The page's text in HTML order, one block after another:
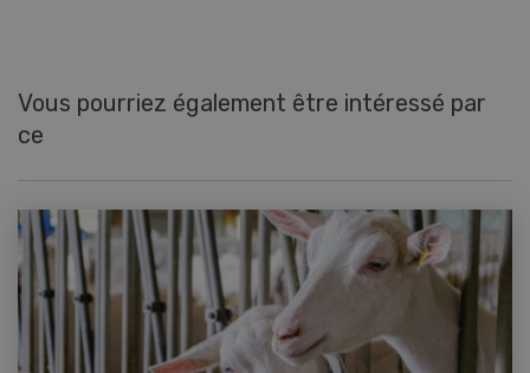
Vous pourriez également être intéressé par
ce